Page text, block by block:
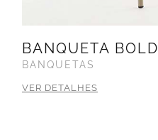
BANQUETA BOLD
BANQUETAS
VER DETALHES